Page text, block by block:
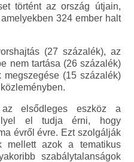
történt az ország útjain,
324 ember halt
(27 százalék), az
nem tartása (26 százalék)
(15 százalék)
elsődleges eszköz a
el tudja érni, hogy
évről évre. Ezt szolgálják
mellett azok a tematikus
szabálytalanságok